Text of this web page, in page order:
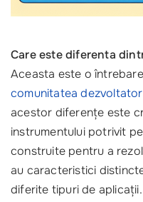
Care este diferenta
Aceasta este o
comunitatea
acestor diferențe este
instrumentului potrivit
construite pentru a
au caracteristici
diferite tipuri de aplicații.